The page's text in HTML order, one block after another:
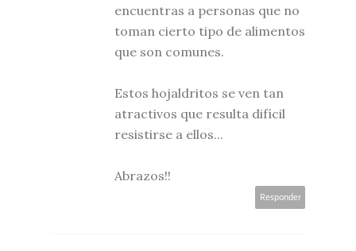
encuentras a personas que no
toman cierto tipo de alimentos
que son comunes.
Estos hojaldritos se ven tan
atractivos que resulta difícil
resistirse a ellos...
Abrazos!!
Responder